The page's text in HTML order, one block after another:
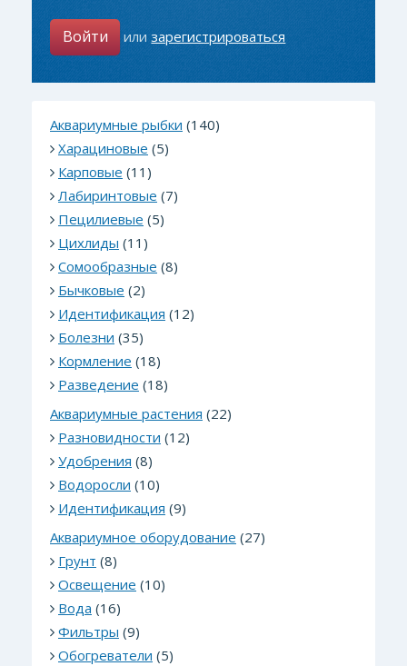
Войти илизарегистрироваться
Аквариумные рыбки (140)
Харациновые (5)
Карповые (11)
Лабиринтовые (7)
Пецилиевые (5)
Цихлиды (11)
Сомообразные (8)
Бычковые (2)
Идентификация (12)
Болезни (35)
Кормление (18)
Разведение (18)
Аквариумные растения (22)
Разновидности (12)
Удобрения (8)
Водоросли (10)
Идентификация (9)
Аквариумное оборудование (27)
Грунт (8)
Освещение (10)
Вода (16)
Фильтры (9)
Обогреватели (5)